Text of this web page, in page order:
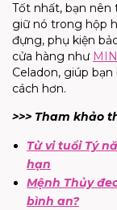
Tốt nhất, bạn
giữ nó trong hộp
đựng, phụ kiện
cửa hàng như
Celadon, giúp
cách hơn.
>>> Tham khảo
Tử vi tuổi Tý
hạn
Mệnh Thủy
bình an?